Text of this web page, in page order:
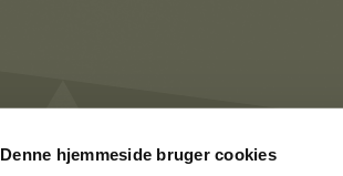
Denne hjemmeside bruger cookies